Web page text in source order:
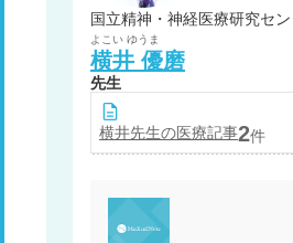
国立精神・神経医療研究セ
よこい ゆうま
横井 優磨
先生
横井先生の医療記事2件